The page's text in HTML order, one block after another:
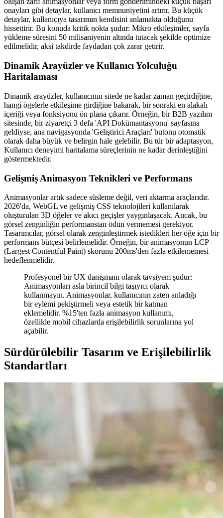
onayları gibi detaylar, kullanıcı memnuniyetini artırır. Bu küçük
detaylar, kullanıcıya tasarımın kendisini anlamakta olduğunu
hissettirir. Bu konuda kritik nokta şudur: Mikro etkileşimler, sayfa
yükleme süresini 50 milisaniyenin altında tutacak şekilde optimize
edilmelidir, aksi takdirde faydadan çok zarar getirir.
Dinamik Arayüzler ve Kullanıcı Yolculuğu
Haritalaması
Dinamik arayüzler, kullanıcının sitede ne kadar zaman geçirdiğine,
hangi ögelerle etkileşime girdiğine bakarak, bir sonraki en alakalı
içeriği veya fonksiyonu ön plana çıkarır. Örneğin, bir B2B yazılım
sitesinde, bir ziyaretçi 3 defa 'API Dokümantasyonu' sayfasına
geldiyse, ana navigasyonda 'Geliştirici Araçları' butonu otomatik
olarak daha büyük ve belirgin hale gelebilir. Bu tür bir adaptasyon,
Kullanıcı deneyimi haritalama süreçlerinin ne kadar derinleştiğini
göstermektedir.
Gelişmiş Animasyon Teknikleri ve Performans
Animasyonlar artık sadece süsleme değil, veri aktarma araçlarıdır.
2026'da, WebGL ve gelişmiş CSS teknolojileri kullanılarak
oluşturulan 3D öğeler ve akıcı geçişler yaygınlaşacak. Ancak, bu
görsel zenginliğin performanstan ödün vermemesi gerekiyor.
Tasarımcılar, görsel olarak zenginleştirmek istedikleri her öğe için bir
performans bütçesi belirlemelidir. Örneğin, bir animasyonun LCP
(Largest Contentful Paint) skorunu 200ms'den fazla etkilememesi
hedeflenmelidir.
Profesyonel bir UX danışmanı olarak tavsiyem şudur:
Animasyonları asla birincil bilgi taşıyıcı olarak
kullanmayın. Animasyonlar, kullanıcının zaten anladığı
bir eylemi pekiştirmeli veya estetik bir katman
eklemelidir. %15'ten fazla animasyon kullanımı,
özellikle mobil cihazlarda erişilebilirlik sorunlarına yol
açabilir.
Sürdürülebilir Tasarım ve Erişilebilirlik
Standartları